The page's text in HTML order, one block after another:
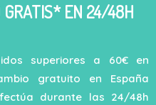
GRATIS* EN 24/48H
superiores a 60€ en
gratuito en España
durante las 24/48h